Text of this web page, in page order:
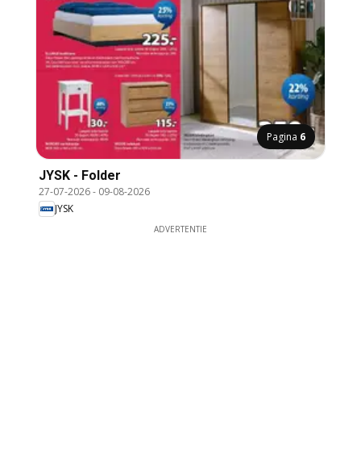
Pagina 6
JYSK - Folder
27-07-2026- 09-08-2026
JYSK
ADVERTENTIE